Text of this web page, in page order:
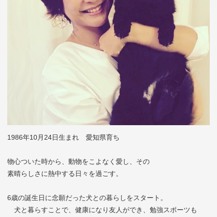
1986年10月24日生まれ 愛知県育ち
物心ついた時から、動物をこよなく愛し、その
素晴らしさに熱中する日々を過ごす。
6歳の誕生日に念願だった犬との暮らしをスタート。
犬と暮らすことで、健康になり友人ができ、勉強スポーツも